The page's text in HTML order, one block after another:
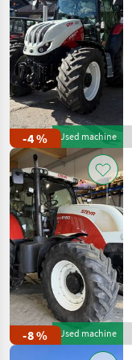
-4 % Used machine
-8 % Used machine